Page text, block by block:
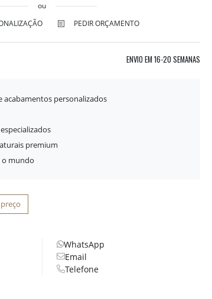
ou
PEDIR ORÇAMENTO
ENVIO EM 16-20 SEMANAS
acabamentos personalizados
premium
o mundo
WhatsApp
Email
Telefone